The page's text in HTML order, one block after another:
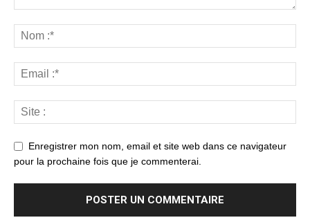
Enregistrer mon nom, email et site web dans ce navigateur
pour la prochaine fois que je commenterai.